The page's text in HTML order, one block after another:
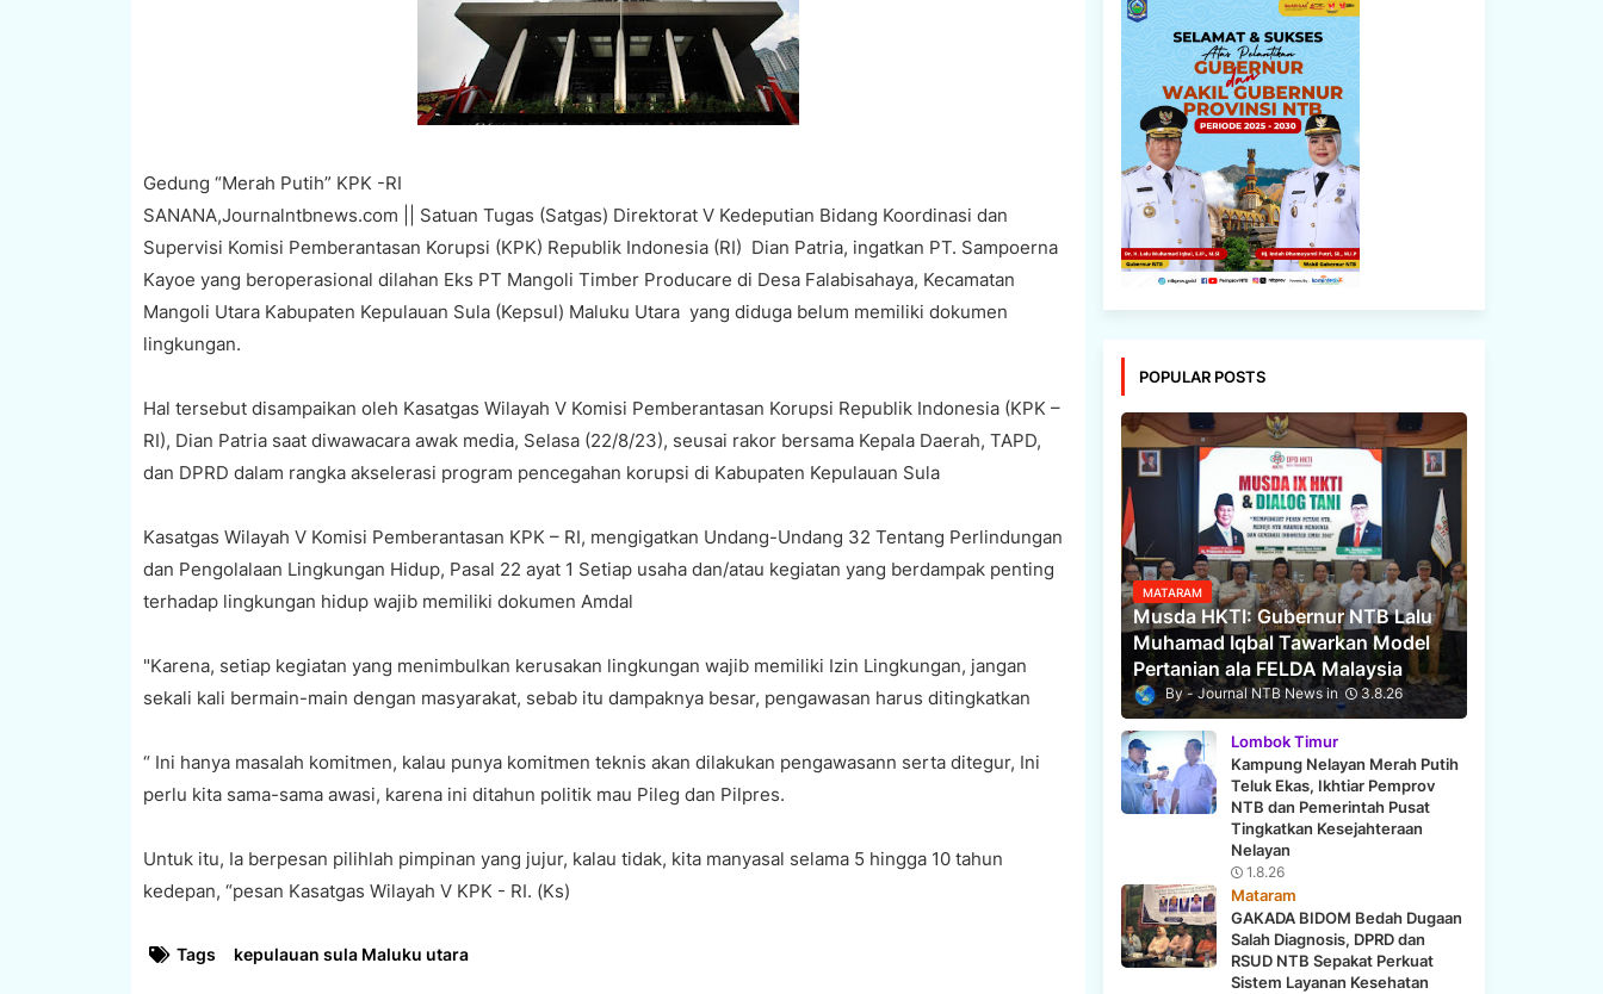
Gedung “Merah Putih” KPK -RI
SANANA,Journalntbnews.com || Satuan Tugas (Satgas) Direktorat V Kedeputian Bidang Koordinasi dan
Supervisi Komisi Pemberantasan Korupsi (KPK) Republik Indonesia (RI) Dian Patria, ingatkan PT. Sampoerna
Kayoe yang beroperasional dilahan Eks PT Mangoli Timber Producare di Desa Falabisahaya, Kecamatan
Mangoli Utara Kabupaten Kepulauan Sula (Kepsul) Maluku Utara yang diduga belum memiliki dokumen
lingkungan.
Hal tersebut disampaikan oleh Kasatgas Wilayah V Komisi Pemberantasan Korupsi Republik Indonesia (KPK –
RI), Dian Patria saat diwawacara awak media, Selasa (22/8/23), seusai rakor bersama Kepala Daerah, TAPD,
dan DPRD dalam rangka akselerasi program pencegahan korupsi di Kabupaten Kepulauan Sula
Kasatgas Wilayah V Komisi Pemberantasan KPK – RI, mengigatkan Undang-Undang 32 Tentang Perlindungan
dan Pengolalaan Lingkungan Hidup, Pasal 22 ayat 1 Setiap usaha dan/atau kegiatan yang berdampak penting
terhadap lingkungan hidup wajib memiliki dokumen Amdal
"Karena, setiap kegiatan yang menimbulkan kerusakan lingkungan wajib memiliki Izin Lingkungan, jangan
sekali kali bermain-main dengan masyarakat, sebab itu dampaknya besar, pengawasan harus ditingkatkan
“ Ini hanya masalah komitmen, kalau punya komitmen teknis akan dilakukan pengawasann serta ditegur, Ini
perlu kita sama-sama awasi, karena ini ditahun politik mau Pileg dan Pilpres.
Untuk itu, Ia berpesan pilihlah pimpinan yang jujur, kalau tidak, kita manyasal selama 5 hingga 10 tahun
kedepan, “pesan Kasatgas Wilayah V KPK - RI. (Ks)
Tags kepulauan sula Maluku utara
POPULAR POSTS
MATARAM
Musda HKTI: Gubernur NTB Lalu
Muhamad Iqbal Tawarkan Model
Pertanian ala FELDA Malaysia
Journal NTB News 3.8.26
Lombok Timur
Kampung Nelayan Merah Putih
Teluk Ekas, Ikhtiar Pemprov
NTB dan Pemerintah Pusat
Tingkatkan Kesejahteraan
Nelayan
1.8.26
Mataram
GAKADA BIDOM Bedah Dugaan
Salah Diagnosis, DPRD dan
RSUD NTB Sepakat Perkuat
Sistem Layanan Kesehatan